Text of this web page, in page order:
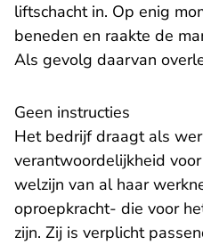
liftschacht in. Op enig
beneden en raakte de
Als gevolg daarvan
Geen instructies
Het bedrijf draagt als
verantwoordelijkheid
welzijn van al haar
oproepkracht- die voor
zijn. Zij is verplicht